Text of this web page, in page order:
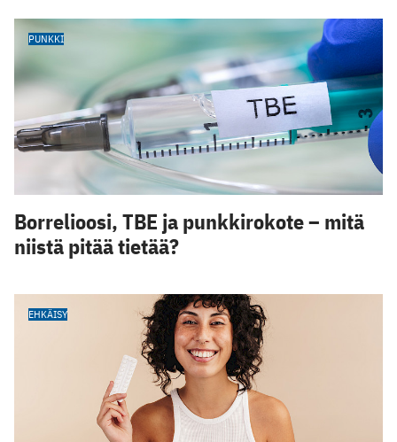
PUNKKI
Borrelioosi, TBE ja punkkirokote – mitä
niistä pitää tietää?
EHKÄISY